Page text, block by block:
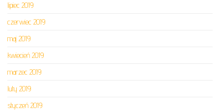
lipiec 2019
czerwiec 2019
maj 2019
kwiecień 2019
marzec 2019
luty 2019
styczeń 2019